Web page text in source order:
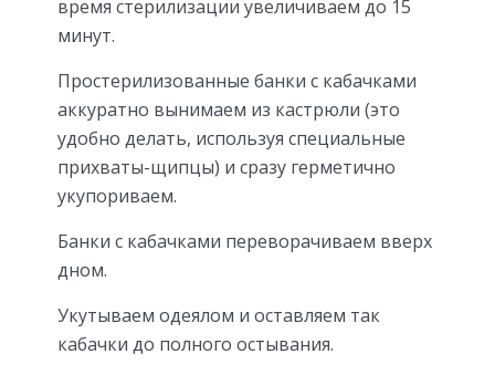
время стерилизации увеличиваем до 15
минут.
Простерилизованные банки с кабачками
аккуратно вынимаем из кастрюли (это
удобно делать, используя специальные
прихваты-щипцы) и сразу герметично
укупориваем.
Банки с кабачками переворачиваем вверх
дном.
Укутываем одеялом и оставляем так
кабачки до полного остывания.